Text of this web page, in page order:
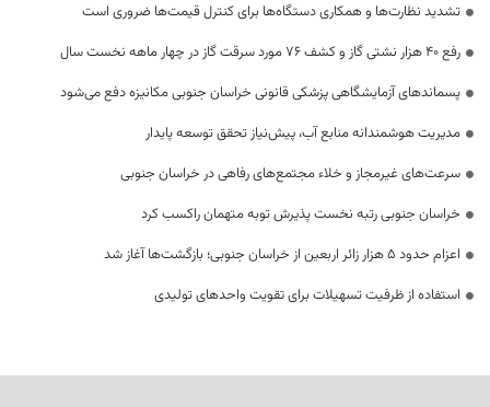
تشدید نظارت‌ها و همکاری دستگاه‌ها برای کنترل قیمت‌ها ضروری است
رفع 40 هزار نشتی گاز و کشف 76 مورد سرقت گاز در چهار ماهه نخست سال
پسماندهای آزمایشگاهی پزشکی قانونی خراسان جنوبی مکانیزه دفع می‌شود
مدیریت هوشمندانه منابع آب، پیش‌نیاز تحقق توسعه پایدار
سرعت‌های غیرمجاز و خلاء مجتمع‌های رفاهی در خراسان جنوبی
خراسان جنوبی رتبه نخست پذیرش توبه متهمان راکسب کرد
اعزام حدود 5 هزار زائر اربعین از خراسان جنوبی؛ بازگشت‌ها آغاز شد
استفاده از ظرفیت تسهیلات برای تقویت واحدهای تولیدی